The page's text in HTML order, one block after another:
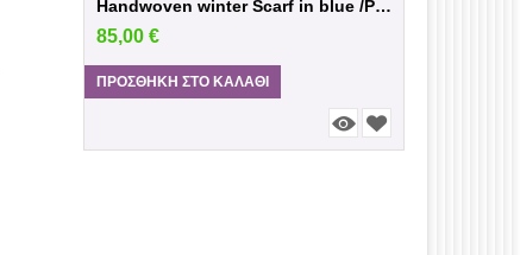
Handwoven winter Scarf in blue /Pink sh...
85,00 €
ΠΡΟΣΘΉΚΗ ΣΤΟ ΚΑΛΆΘΙ